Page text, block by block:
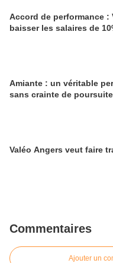
Accord de performance :
baisser les salaires de
Amiante : un véritable
sans crainte de
Valéo Angers veut faire
Commentaires
Ajouter un